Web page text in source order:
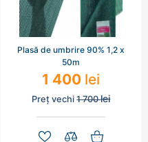
Plasă de umbrire 90% 1,2 x
50m
1 400 lei
Preț vechi 1 700lei